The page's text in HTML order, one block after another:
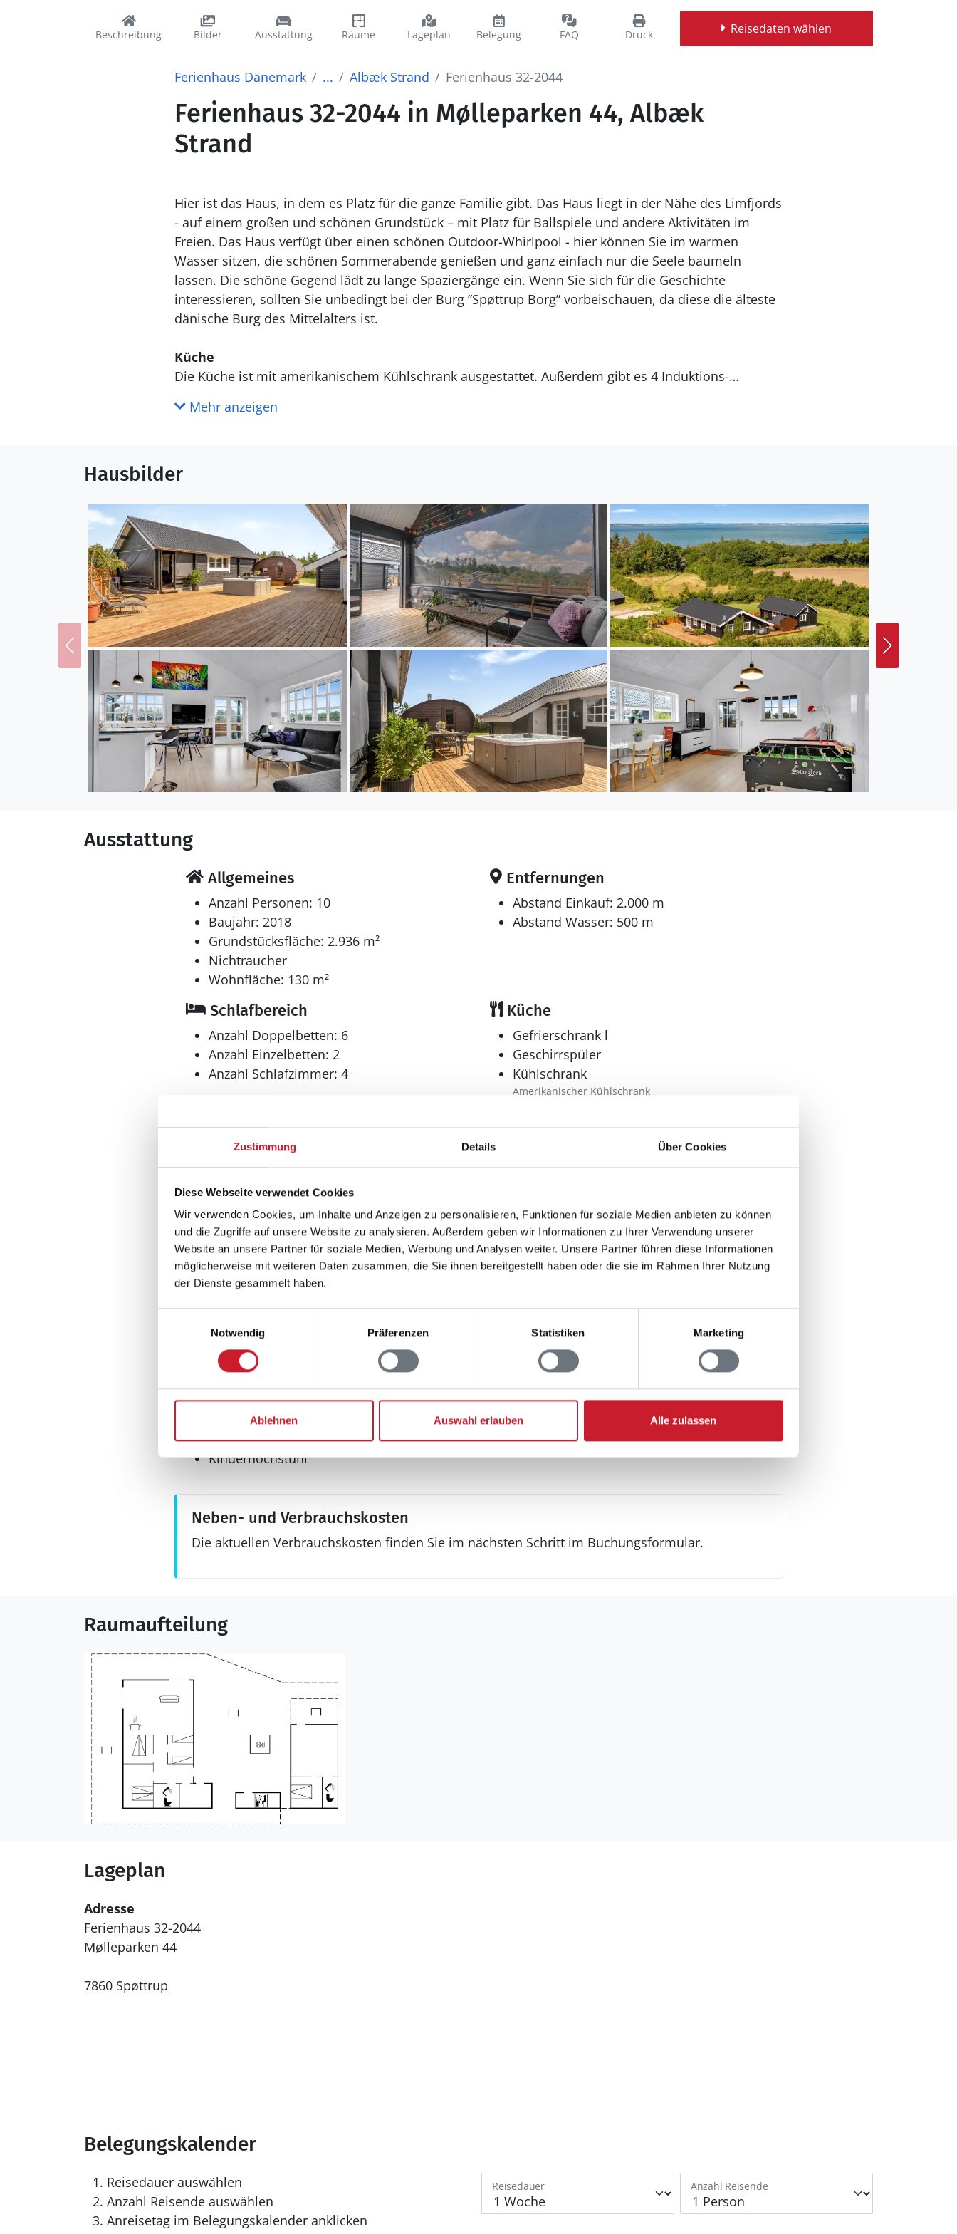
Zustimmung Details Über Cookies
Diese Webseite verwendet Cookies
Wir verwenden Cookies, um Inhalte und Anzeigen zu personalisieren, Funktionen für soziale Medien anbieten zu können
und die Zugriffe auf unsere Website zu analysieren. Außerdem geben wir Informationen zu Ihrer Verwendung unserer
Website an unsere Partner für soziale Medien, Werbung und Analysen weiter. Unsere Partner führen diese Informationen
möglicherweise mit weiteren Daten zusammen, die Sie ihnen bereitgestellt haben oder die sie im Rahmen Ihrer Nutzung
der Dienste gesammelt haben.
Notwendig
Präferenzen Statistiken Marketing
Ablehnen Auswahl erlauben Alle zulassen
Beschreibung Bilder Ausstattung Räume Lageplan Belegung FAQ Druck Reisedaten wählen
Ferienhaus Dänemark ... Albæk Strand Ferienhaus 32-2044
Ferienhaus 32-2044 in Mølleparken 44, Albæk
Strand
Hier ist das Haus, in dem es Platz für die ganze Familie gibt. Das Haus liegt in der Nähe des Limfjords
- auf einem großen und schönen Grundstück – mit Platz für Ballspiele und andere Aktivitäten im
Freien. Das Haus verfügt über einen schönen Outdoor-Whirlpool - hier können Sie im warmen
Wasser sitzen, die schönen Sommerabende genießen und ganz einfach nur die Seele baumeln
lassen. Die schöne Gegend lädt zu lange Spaziergänge ein. Wenn Sie sich für die Geschichte
interessieren, sollten Sie unbedingt bei der Burg ”Spøttrup Borg” vorbeischauen, da diese die älteste
dänische Burg des Mittelalters ist.
Küche
Die Küche ist mit amerikanischem Kühlschrank ausgestattet. Außerdem gibt es 4 Induktions-
Die Ferienunterkunft liegt auf einem 2936 m² großen Naturgrundstück. Die Entfernung zum Fjord
beträgt 500 m. Die nächste Einkaufsmöglichkeit liegt 2000 m entfernt. Es steht ein offenes
Terrassenareal zur Verfügung. Außerdem gibt es überdachte Terrasse. Fußballtor. Außensauna. Es
stehen zwei Grill zur Verfügung (ein für Gas und ein für Kohle). Parkplatz auf dem Grundstück.
Einrichtung
Das Ferienhaus eignet sich für 10 Personen. 2 der Schlafplätze eignen sich jedoch nur für größere
Kinder (4-11 Jahre). Die Ferienunterkunft hat eine Wohnfläche von 130 m², ist 2-stöckig, und wurde
2018 gebaut. Haustiere dürfen nicht mitgebracht werden. Die Ferienunterkunft verfügt über einen
Waschtrockner. Tiefkühlmöglichkeit mit 60 Liter Nutzinhalt. Für die jüngsten Feriengäste sind 2
Kinderhochstühle vorhanden.
Schlafverhältnisse
Die Schlafplätze verteilen sich auf 4 Schlafräume. 6 Schlafplätze in Doppelbetten. 2 Schlafplätze in
Einzelbetten. 2 Schlafplätze auf Matratzen. 2 von diesen Schlafplätzen befinden sich im offenen
Multimedien
Mindestens 4 schwedische Fernsehsender. Mindestens 4 norwegische Fernsehsender. Mindestens 4
englische Fernsehsender. Es steht kabellose Internetverbindung zur Verfügung.
Hobbyraum
Im Außen-Standwasser-Whirlpool für 4 Personen können Sie sowohl die Unterwassermassage als
auch den Aufenthalt im Freien genießen.
Mehr anzeigen
Hausbilder
Ausstattung
Allgemeines
Anzahl Personen: 10
Baujahr: 2018
Grundstücksfläche: 2.936 m²
Nichtraucher
Wohnfläche: 130 m²
Entfernungen
Abstand Einkauf: 2.000 m
Abstand Wasser: 500 m
Schlafbereich
Anzahl Doppelbetten: 6
Anzahl Einzelbetten: 2
Anzahl Schlafzimmer: 4
Küche
Gefrierschrank l
Geschirrspüler
Kühlschrank
Amerikanischer Kühlschrank
Anzahl Badezimmer: 2
Trockner
Waschmaschine
Internet
Spieleangebot
Billard
Mini-Billard
Dart
Tischfußball
Mini-Tischfußball
Aussenbereich
Außenwhirlpool
Terrasse, überdacht
Sonstiges
Fußbodenheizung
Keine Vermietung an Jugendgruppen
Kinderbett
Kinderhochstuhl
Neben- und Verbrauchskosten
Die aktuellen Verbrauchskosten finden Sie im nächsten Schritt im Buchungsformular.
Raumaufteilung
Lageplan
Adresse
Ferienhaus 32-2044
Mølleparken 44
7860 Spøttrup
Belegungskalender
Reisedauer auswählen
Anzahl Reisende auswählen
Anreisetag im Belegungskalender anklicken
Reisedauer Anzahl Reisende